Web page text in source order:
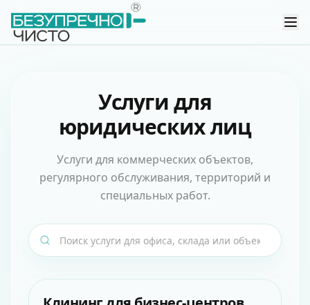
Услуги для
юридических лиц
Услуги для коммерческих объектов,
регулярного обслуживания, территорий и
специальных работ.